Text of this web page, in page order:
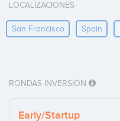
LOCALIZACIONES
San Francisco Spain
RONDAS INVERSIÓN
Early/Startup